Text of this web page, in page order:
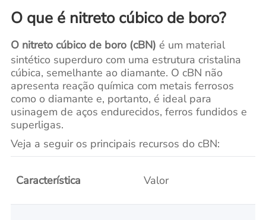
O que é nitreto cúbico de boro?
O nitreto cúbico de boro (cBN) é um material
sintético superduro com uma estrutura cristalina
cúbica, semelhante ao diamante. O cBN não
apresenta reação química com metais ferrosos
como o diamante e, portanto, é ideal para
usinagem de aços endurecidos, ferros fundidos e
superligas.
Veja a seguir os principais recursos do cBN:
Característica Valor